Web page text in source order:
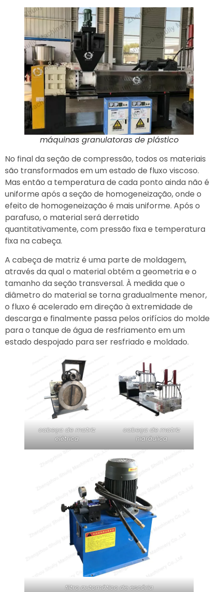
máquinas granulatoras de plástico
No final da seção de compressão, todos os materiais
são transformados em um estado de fluxo viscoso.
Mas então a temperatura de cada ponto ainda não é
uniforme após a seção de homogeneização, onde o
efeito de homogeneização é mais uniforme. Após o
parafuso, o material será derretido
quantitativamente, com pressão fixa e temperatura
fixa na cabeça.
A cabeça de matriz é uma parte de moldagem,
através da qual o material obtém a geometria e o
tamanho da seção transversal. À medida que o
diâmetro do material se torna gradualmente menor,
o fluxo é acelerado em direção à extremidade de
descarga e finalmente passa pelos orifícios do molde
para o tanque de água de resfriamento em um
estado despojado para ser resfriado e moldado.
cabeça de matriz
elétrica
cabeça de matriz
hidráulica
filtro automático de escória